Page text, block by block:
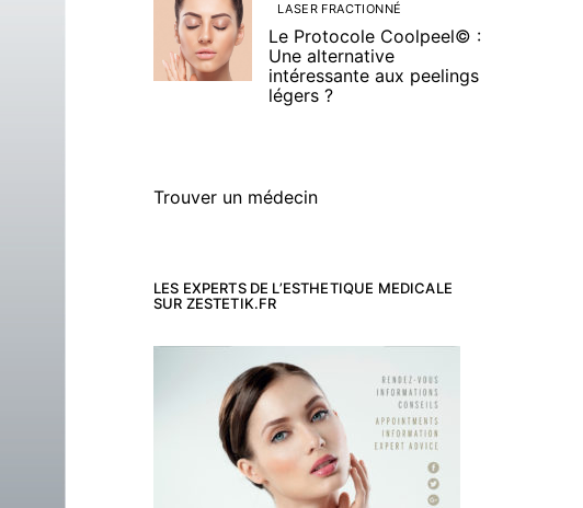
LASER FRACTIONNÉ
Le Protocole Coolpeel© :
Une alternative
intéressante aux peelings
légers ?
Trouver un médecin
LES EXPERTS DE L’ESTHETIQUE MEDICALE
SUR ZESTETIK.FR